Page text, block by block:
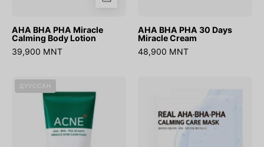
AHA BHA PHA Miracle
Calming Body Lotion
39,900 MNT
AHA BHA PHA 30 Days
Miracle Cream
48,900 MNT
BHA
PHA
30
ДУУССАН
Bha
Pha